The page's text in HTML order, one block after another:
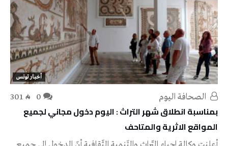
أخبار تونس
301
بمناسبة انطلاق شهر التراث : اليوم دخول مجاني لجميع
المواقع الاثرية والمتاحف